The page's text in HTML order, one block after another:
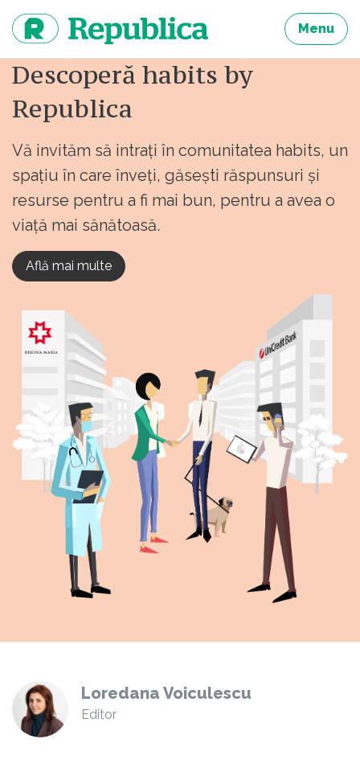
continut
Menu
Descoperă habits by
Republica
Vă invităm să intrați în comunitatea habits, un
spațiu în care înveți, găsești răspunsuri și
resurse pentru a fi mai bun, pentru a avea o
viață mai sănătoasă.
Află mai multe
Loredana Voiculescu
Editor